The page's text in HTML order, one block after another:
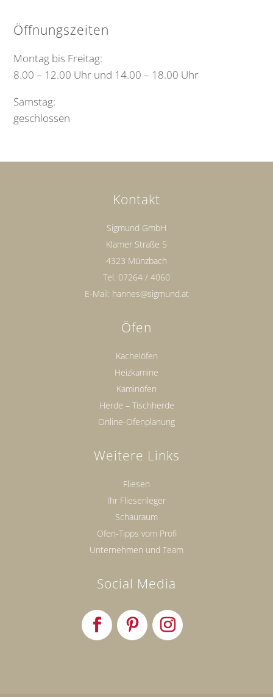
Öffnungszeiten
Montag bis Freitag:
8.00 – 12.00 Uhr und 14.00 – 18.00 Uhr
Samstag:
geschlossen
Kontakt
Sigmund GmbH
Klamer Straße 5
4323 Münzbach
Tel. 07264 / 4060
E-Mail: hannes@sigmund.at
Öfen
Kachelöfen
Heizkamine
Kaminöfen
Herde – Tischherde
Online-Ofenplanung
Weitere Links
Fliesen
Ihr Fliesenleger
Schauraum
Ofen-Tipps vom Profi
Unternehmen und Team
Social Media